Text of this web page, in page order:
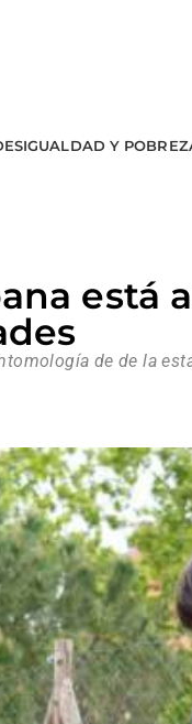
Y
está
de de la